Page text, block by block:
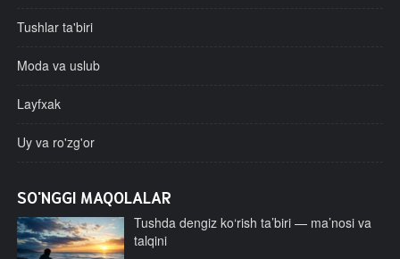
Tushlar ta'biri
Moda va uslub
Layfxak
Uy va ro'zg'or
SO'NGGI MAQOLALAR
Tushda dengiz ko‘rish ta’biri — ma’nosi va
talqini